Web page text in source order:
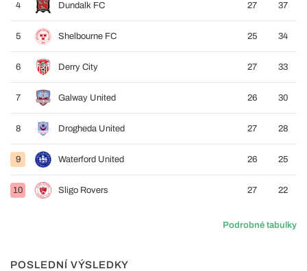
4 Dundalk FC 27 37
5 Shelbourne FC 25 34
6 Derry City 27 33
7 Galway United 26 30
8 Drogheda United 27 28
9 Waterford United 26 25
10 Sligo Rovers 27 22
Podrobné tabulky
POSLEDNÍ VÝSLEDKY